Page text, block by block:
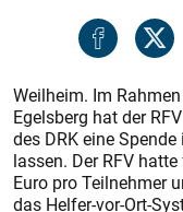
Weilheim. Im
Egelsberg hat der
des DRK eine
lassen. Der RFV
Euro pro Teilnehmer
das Helfer-vor-Ort-